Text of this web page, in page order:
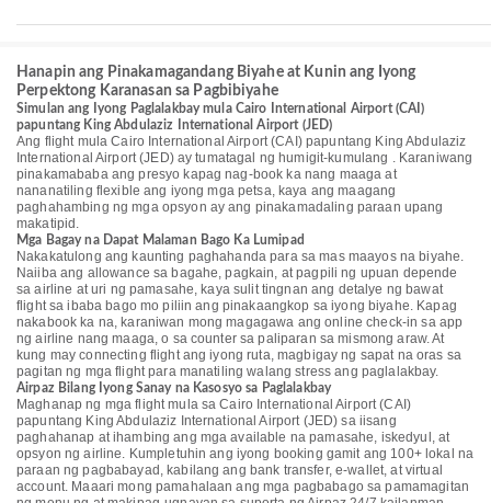
Hanapin ang Pinakamagandang Biyahe at Kunin ang Iyong
Perpektong Karanasan sa Pagbibiyahe
Simulan ang Iyong Paglalakbay mula Cairo International Airport (CAI)
papuntang King Abdulaziz International Airport (JED)
Ang flight mula Cairo International Airport (CAI) papuntang King Abdulaziz
International Airport (JED) ay tumatagal ng humigit-kumulang . Karaniwang
pinakamababa ang presyo kapag nag-book ka nang maaga at
nananatiling flexible ang iyong mga petsa, kaya ang maagang
paghahambing ng mga opsyon ay ang pinakamadaling paraan upang
makatipid.
Mga Bagay na Dapat Malaman Bago Ka Lumipad
Nakakatulong ang kaunting paghahanda para sa mas maayos na biyahe.
Naiiba ang allowance sa bagahe, pagkain, at pagpili ng upuan depende
sa airline at uri ng pamasahe, kaya sulit tingnan ang detalye ng bawat
flight sa ibaba bago mo piliin ang pinakaangkop sa iyong biyahe. Kapag
nakabook ka na, karaniwan mong magagawa ang online check-in sa app
ng airline nang maaga, o sa counter sa paliparan sa mismong araw. At
kung may connecting flight ang iyong ruta, magbigay ng sapat na oras sa
pagitan ng mga flight para manatiling walang stress ang paglalakbay.
Airpaz Bilang Iyong Sanay na Kasosyo sa Paglalakbay
Maghanap ng mga flight mula sa Cairo International Airport (CAI)
papuntang King Abdulaziz International Airport (JED) sa iisang
paghahanap at ihambing ang mga available na pamasahe, iskedyul, at
opsyon ng airline. Kumpletuhin ang iyong booking gamit ang 100+ lokal na
paraan ng pagbabayad, kabilang ang bank transfer, e-wallet, at virtual
account. Maaari mong pamahalaan ang mga pagbabago sa pamamagitan